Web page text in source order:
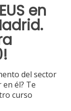
en
del sector
él? Te
curso